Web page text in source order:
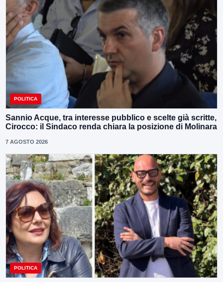
POLITICA
Sannio Acque, tra interesse pubblico e scelte già scritte,
Cirocco: il Sindaco renda chiara la posizione di Molinara
7 AGOSTO 2026
POLITICA